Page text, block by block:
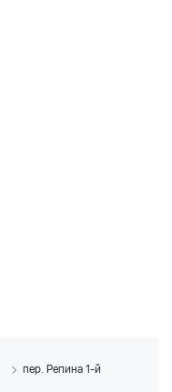
пер. Репина 1-й